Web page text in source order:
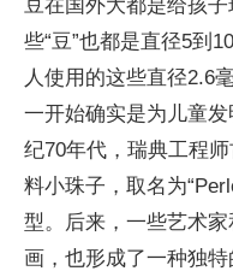
豆在国外大都是给孩
些“豆”也都是直径5到
人使用的这些直径2.6
一开始确实是为儿童
纪70年代，瑞典工程
料小珠子，取名为
型。后来，一些艺术
画，也形成了一种独